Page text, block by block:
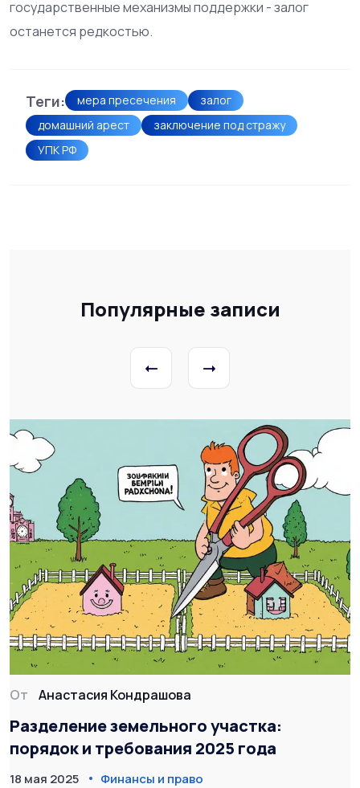
государственные механизмы поддержки - залог
останется редкостью.
Теги: мера пресечения
залог
домашний арест
заключение под стражу
УПК РФ
Популярные записи
От Анастасия Кондрашова
Разделение земельного участка:
порядок и требования 2025 года
18 мая 2025 Финансы и право